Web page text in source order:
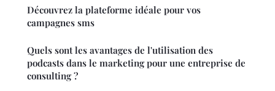
Découvrez la plateforme idéale pour vos
campagnes sms
Quels sont les avantages de l'utilisation des
podcasts dans le marketing pour une entreprise de
consulting ?